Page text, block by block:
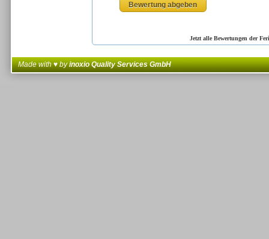
Jetzt alle Bewertungen der
Made with ♥ byinoxio Quality Services GmbH